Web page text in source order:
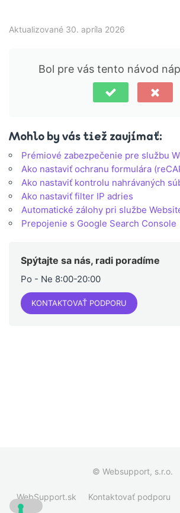
Aktualizované 30. apríla 2026
Bol pre vás tento návod
Mohlo by vás tiež zaujímať:
Prémiové zabezpečenie pre službu
Ako nastaviť ochranu formulára
Ako nastaviť kontrolu nahrávaných
Ako nastaviť filter IP adries
Automatické zálohy pri službe
Prepojenie s Google Search Console
Spýtajte sa nás, radi poradíme
Po - Ne 8:00-20:00
KONTAKTOVAŤ PODPORU
© Websupport, s.r.o.
WebSupport.sk Kontaktovať podporu